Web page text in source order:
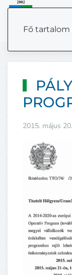
Fő tartalom
2015. május